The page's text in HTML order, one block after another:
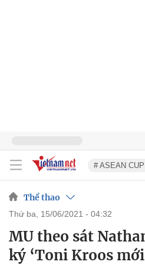
# ASEAN
Thể thao
thứ ba, 15/06/2021 - 04:32
MU theo sát
ký ‘Toni Kroos